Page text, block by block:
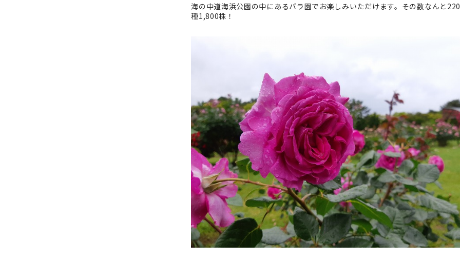
海の中道海浜公園の中にあるバラ園でお楽しみいただけます。その数なんと
種1,800株！